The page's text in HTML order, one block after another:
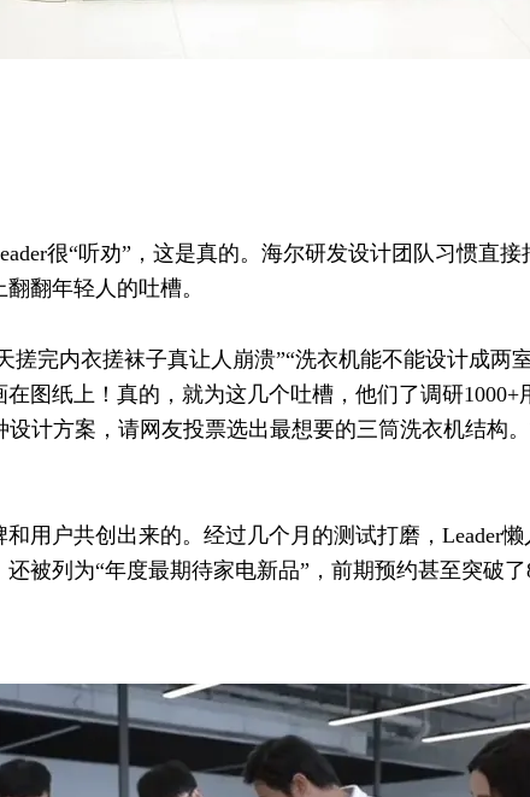
很“听劝”，这是真的。海尔研发设计团队习惯直接
翻年轻人的吐槽。
搓完内衣搓袜子真让人崩溃”“洗衣机能不能设计成
图纸上！真的，就为这几个吐槽，他们了调研1000+
计方案，请网友投票选出最想要的三筒洗衣机结构
用户共创出来的。经过几个月的测试打磨，Leader
被列为“年度最期待家电新品”，前期预约甚至突破了